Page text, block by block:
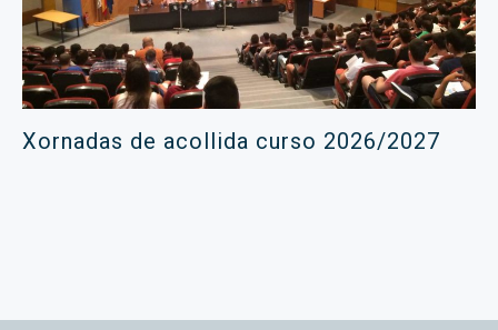
Xornadas de acollida curso 2026/2027